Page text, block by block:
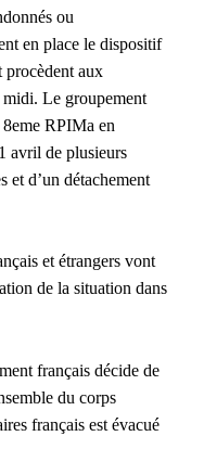
ou
en place le dispositif
procèdent aux
midi. Le groupement
RPIMa en
avril de plusieurs
et d’un détachement
et étrangers vont
de la situation dans
français décide de
du corps
français est évacué